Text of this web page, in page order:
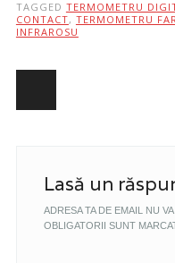
TAGGED TERMOMETRU
CONTACT, TERMOMETRU
INFRAROSU
Lasă un
ADRESA TA DE EMAIL NU
OBLIGATORII SUNT